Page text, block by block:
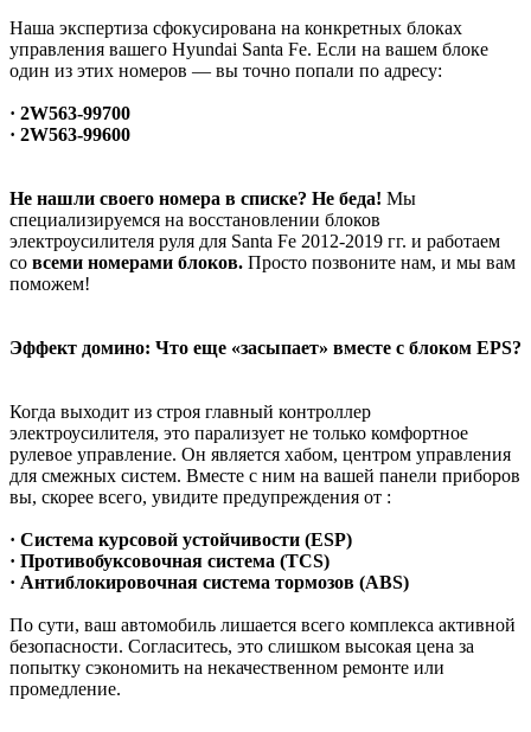
Наша экспертиза сфокусирована на конкретных блоках
управления вашего Hyundai Santa Fe. Если на вашем блоке
один из этих номеров — вы точно попали по адресу:
· 2W563-99700
· 2W563-99600
Не нашли своего номера в списке? Не беда! Мы
специализируемся на восстановлении блоков
электроусилителя руля для Santa Fe 2012-2019 гг. и работаем
со всеми номерами блоков. Просто позвоните нам, и мы вам
поможем!
Эффект домино: Что еще «засыпает» вместе с блоком EPS?
Когда выходит из строя главный контроллер
электроусилителя, это парализует не только комфортное
рулевое управление. Он является хабом, центром управления
для смежных систем. Вместе с ним на вашей панели приборов
вы, скорее всего, увидите предупреждения от :
· Система курсовой устойчивости (ESP)
· Противобуксовочная система (TCS)
· Антиблокировочная система тормозов (ABS)
По сути, ваш автомобиль лишается всего комплекса активной
безопасности. Согласитесь, это слишком высокая цена за
попытку сэкономить на некачественном ремонте или
промедление.